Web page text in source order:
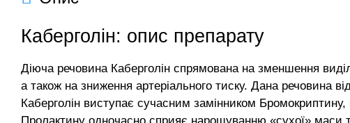
Каберголін: опис препарату
Діюча речовина Каберголін спрямована на зменшення
а також на зниження артеріального тиску. Дана речовина
Каберголін виступає сучасним замінником
Пролактину одночасно сприяє нарощуванню «сухої» маси